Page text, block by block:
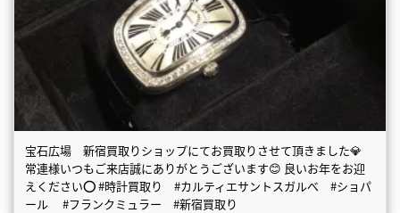
宝石広場 新宿買取りショップにてお買取りさせて頂きました💎
常連様いつもご来店誠にありがとうございます😊 良いお年をお迎
えください⭕️ #時計買取り #カルティエサントスガルべ #ショパ
ール #フランクミュラー #新宿買取り